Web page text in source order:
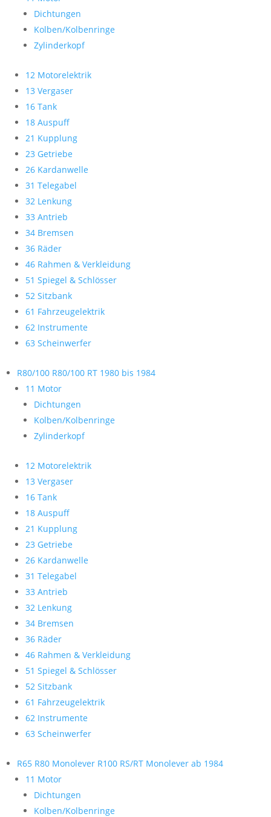
Dichtungen
Kolben/Kolbenringe
Zylinderkopf
12 Motorelektrik
13 Vergaser
16 Tank
18 Auspuff
21 Kupplung
23 Getriebe
26 Kardanwelle
31 Telegabel
32 Lenkung
33 Antrieb
34 Bremsen
36 Räder
46 Rahmen & Verkleidung
51 Spiegel & Schlösser
52 Sitzbank
61 Fahrzeugelektrik
62 Instrumente
63 Scheinwerfer
R80/100 R80/100 RT 1980 bis 1984
11 Motor
Dichtungen
Kolben/Kolbenringe
Zylinderkopf
12 Motorelektrik
13 Vergaser
16 Tank
18 Auspuff
21 Kupplung
23 Getriebe
26 Kardanwelle
31 Telegabel
33 Antrieb
32 Lenkung
34 Bremsen
36 Räder
46 Rahmen & Verkleidung
51 Spiegel & Schlösser
52 Sitzbank
61 Fahrzeugelektrik
62 Instrumente
63 Scheinwerfer
R65 R80 Monolever R100 RS/RT Monolever ab 1984
11 Motor
Dichtungen
Kolben/Kolbenringe